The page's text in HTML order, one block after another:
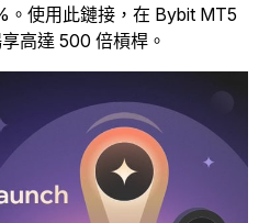
。使用此鏈接，在 Bybit MT5
高達 500 倍槓桿。